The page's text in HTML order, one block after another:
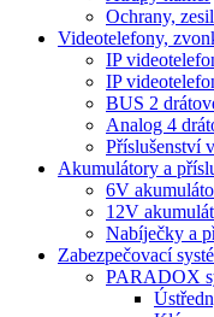
Ochrany,
Videotelefony,
IP
IP
BUS 2
Analog 4
Příslušenství
Akumulátory a
6V
12V
Nabíječky a
Zabezpečovací
PARADOX